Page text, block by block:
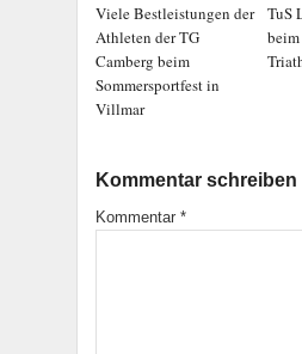
Viele Bestleistungen der
Athleten der TG
Camberg beim
Sommersportfest in
Villmar
TuS
Kommentar schreiben
Kommentar *